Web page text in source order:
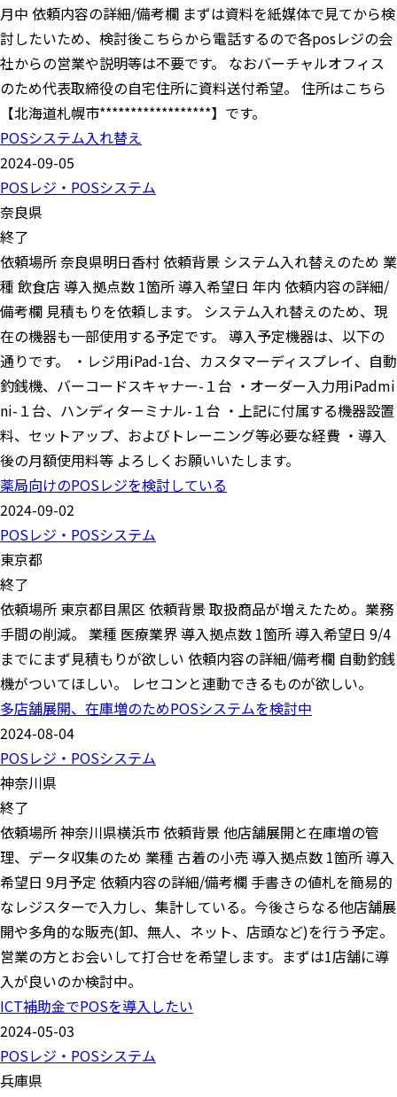
月中 依頼内容の詳細/備考欄 まずは資料を紙媒体で見てから検
討したいため、検討後こちらから電話するので各posレジの会
社からの営業や説明等は不要です。 なおバーチャルオフィス
のため代表取締役の自宅住所に資料送付希望。 住所はこちら
【北海道札幌市******************】です。
POSシステム入れ替え
2024-09-05
POSレジ・POSシステム
奈良県
終了
依頼場所 奈良県明日香村 依頼背景 システム入れ替えのため 業
種 飲食店 導入拠点数 1箇所 導入希望日 年内 依頼内容の詳細/
備考欄 見積もりを依頼します。 システム入れ替えのため、現
在の機器も一部使用する予定です。 導入予定機器は、以下の
通りです。 ・レジ用iPad-1台、カスタマーディスプレイ、自動
釣銭機、バーコードスキャナー-１台 ・オーダー入力用iPadmi
ni-１台、ハンディターミナル-１台 ・上記に付属する機器設置
料、セットアップ、およびトレーニング等必要な経費 ・導入
後の月額使用料等 よろしくお願いいたします。
薬局向けのPOSレジを検討している
2024-09-02
POSレジ・POSシステム
東京都
終了
依頼場所 東京都目黒区 依頼背景 取扱商品が増えたため。業務
手間の削減。 業種 医療業界 導入拠点数 1箇所 導入希望日 9/4
までにまず見積もりが欲しい 依頼内容の詳細/備考欄 自動釣銭
機がついてほしい。 レセコンと連動できるものが欲しい。
多店舗展開、在庫増のためPOSシステムを検討中
2024-08-04
POSレジ・POSシステム
神奈川県
終了
依頼場所 神奈川県横浜市 依頼背景 他店舗展開と在庫増の管
理、データ収集のため 業種 古着の小売 導入拠点数 1箇所 導入
希望日 9月予定 依頼内容の詳細/備考欄 手書きの値札を簡易的
なレジスターで入力し、集計している。今後さらなる他店舗展
開や多角的な販売(卸、無人、ネット、店頭など)を行う予定。
営業の方とお会いして打合せを希望します。まずは1店舗に導
入が良いのか検討中。
ICT補助金でPOSを導入したい
2024-05-03
POSレジ・POSシステム
兵庫県